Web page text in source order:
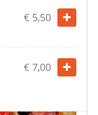
€ 5,50
€ 7,00